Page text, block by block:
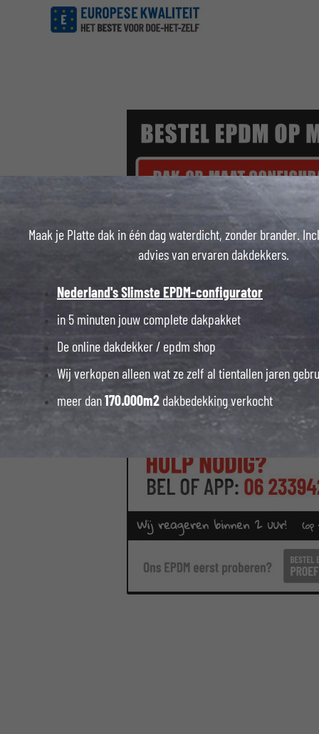
Maak je Platte dak in één dag waterdicht, zonder brander.
advies van ervaren dakdekkers.
Nederland's Slimste EPDM-configurator
in 5 minuten jouw complete dakpakket
De online dakdekker / epdm shop
Wij verkopen alleen wat ze zelf al tientallen jaren
meer dan 170.000m2 dakbedekking verkocht
06